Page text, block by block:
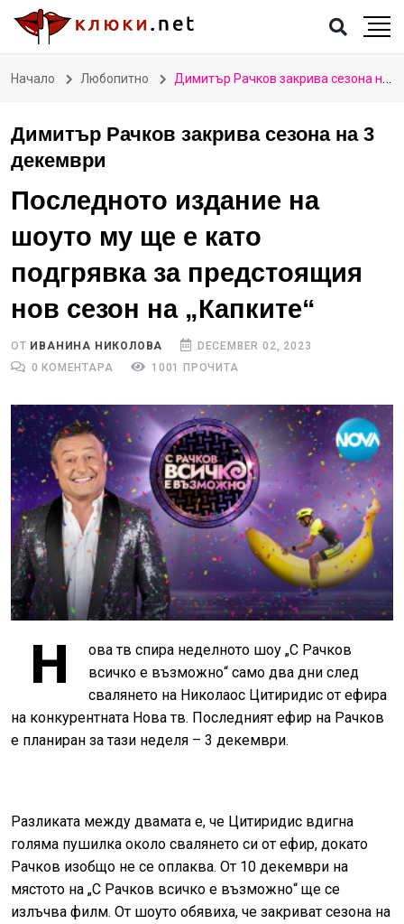
Начало Любопитно Димитър Рачков закрива сезона на 3 декември
Димитър Рачков закрива сезона на 3
декември
Последното издание на
шоуто му ще е като
подгрявка за предстоящия
нов сезон на „Капките“
ОТ ИВАНИНА НИКОЛОВА
DECEMBER 02, 2023
0 КОМЕНТАРА
1001 ПРОЧИТА
Н
ова тв спира неделното шоу „С Рачков
всичко е възможно“ само два дни след
свалянето на Николаос Цитиридис от ефира
на конкурентната Нова тв. Последният ефир на Рачков
е планиран за тази неделя – 3 декември.
Разликата между двамата е, че Цитиридис вдигна
голяма пушилка около свалянето си от ефир, докато
Рачков изобщо не се оплаква. От 10 декември на
мястото на „С Рачков всичко е възможно“ ще се
излъчва филм. От шоуто обявиха, че закриват сезона на